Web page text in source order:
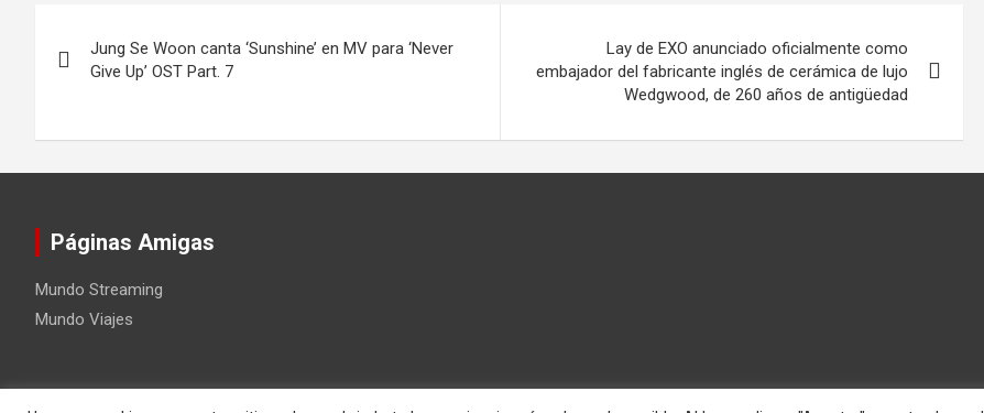
de
Jung Se Woon canta ‘Sunshine’ en MV para ‘Never
Give Up’ OST Part. 7
Lay de EXO anunciado oficialmente como
embajador del fabricante inglés de cerámica de lujo
Wedgwood, de 260 años de antigüedad
Páginas Amigas
Mundo Streaming
Mundo Viajes